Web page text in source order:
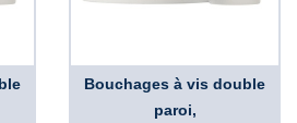
Bouchages à vis double
paroi,